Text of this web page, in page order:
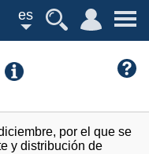
es
por el que se
y distribución de